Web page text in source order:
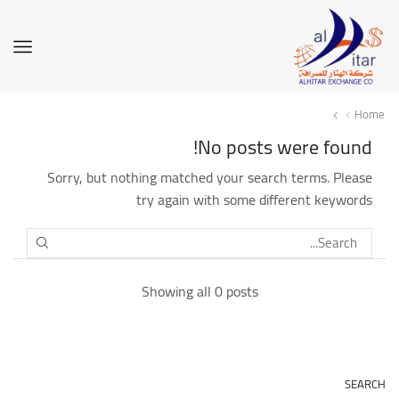
Home
No posts were found!
Sorry, but nothing matched your search terms. Please
try again with some different keywords
SEARCH
Showing all 0 posts
SEARCH